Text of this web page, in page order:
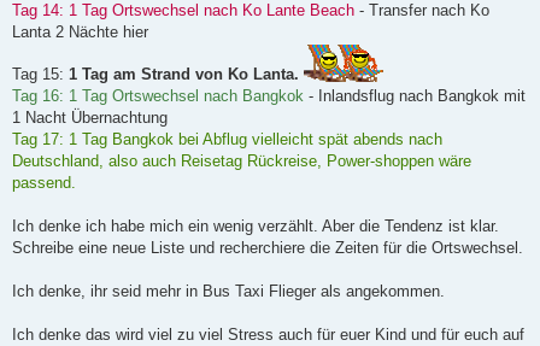
Tag 14: 1 Tag Ortswechsel nach Ko Lante Beach - Transfer nach Ko
Lanta 2 Nächte hier
Tag 15: 1 Tag am Strand von Ko Lanta.
Tag 16: 1 Tag Ortswechsel nach Bangkok - Inlandsflug nach Bangkok mit
1 Nacht Übernachtung
Tag 17: 1 Tag Bangkok bei Abflug vielleicht spät abends nach
Deutschland, also auch Reisetag Rückreise, Power-shoppen wäre
passend.
Ich denke ich habe mich ein wenig verzählt. Aber die Tendenz ist klar.
Schreibe eine neue Liste und recherchiere die Zeiten für die Ortswechsel.
Ich denke, ihr seid mehr in Bus Taxi Flieger als angekommen.
Ich denke das wird viel zu viel Stress auch für euer Kind und für euch auf